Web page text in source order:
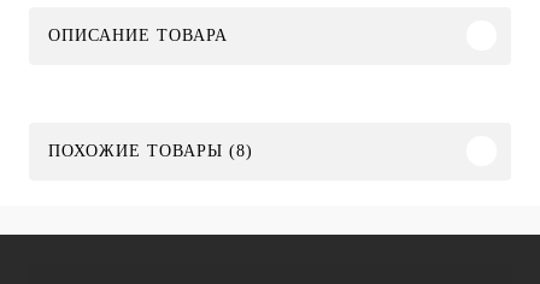
ОПИСАНИЕ ТОВАРА
ПОХОЖИЕ ТОВАРЫ (8)